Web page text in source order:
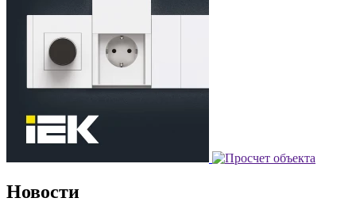
Новости